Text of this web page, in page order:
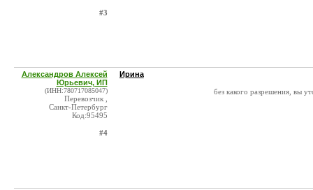
#3
Александров Алексей
Юрьевич, ИП
(ИНН:780717085047)
Перевозчик ,
Санкт-Петербург
Код:95495
#4
Ирина
без какого разрешения, вы